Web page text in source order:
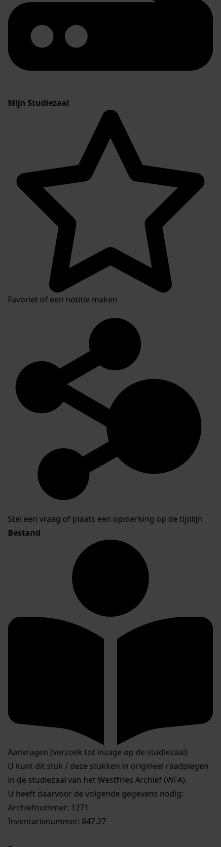
Mijn Studiezaal
Favoriet of een notitie maken
Stel een vraag of plaats een opmerking op de tijdlijn
Bestand
Aanvragen (verzoek tot inzage op de studiezaal)
U kunt dit stuk / deze stukken in origineel raadplegen
in de studiezaal van het Westfries Archief (WFA).
U heeft daarvoor de volgende gegevens nodig:
Archiefnummer: 1271
Inventarisnummer: 847.27